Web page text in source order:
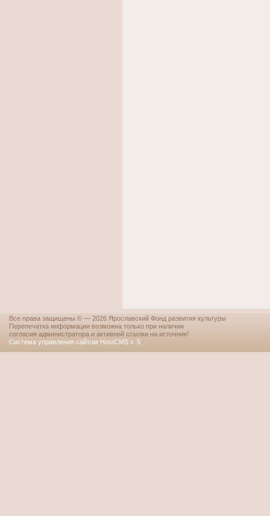
Все права защищены © — 2026 Ярославский Фонд развития культуры
Перепечатка информации возможна только при наличии
согласия администратора и активной ссылки на источник!
Система управления сайтом HostCMS v. 5